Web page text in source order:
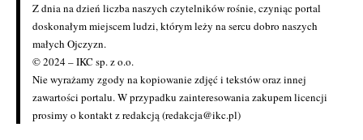
Z dnia na dzień liczba naszych czytelników rośnie, czyniąc portal
doskonałym miejscem ludzi, którym leży na sercu dobro naszych
małych Ojczyzn.
© 2024 – IKC sp. z o.o.
Nie wyrażamy zgody na kopiowanie zdjęć i tekstów oraz innej
zawartości portalu. W przypadku zainteresowania zakupem licencji
prosimy o kontakt z redakcją (redakcja@ikc.pl)